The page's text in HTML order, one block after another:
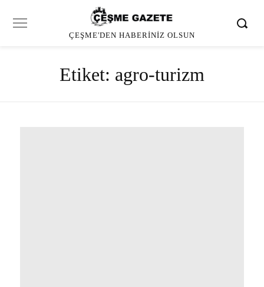
ÇEŞME'DEN HABERINIZ OLSUN
Etiket: agro-turizm